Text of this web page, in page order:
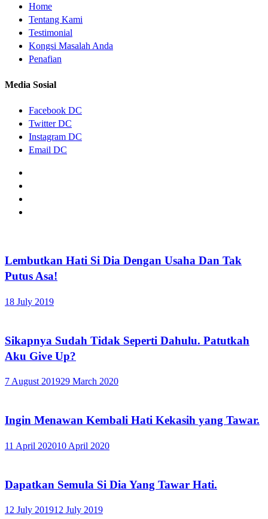
Home
Tentang Kami
Testimonial
Kongsi Masalah Anda
Penafian
Media Sosial
Facebook DC
Twitter DC
Instagram DC
Email DC
Lembutkan Hati Si Dia Dengan Usaha Dan Tak
Putus Asa!
18 July 2019
Sikapnya Sudah Tidak Seperti Dahulu. Patutkah
Aku Give Up?
7 August 201929 March 2020
Ingin Menawan Kembali Hati Kekasih yang Tawar.
11 April 202010 April 2020
Dapatkan Semula Si Dia Yang Tawar Hati.
12 July 201912 July 2019